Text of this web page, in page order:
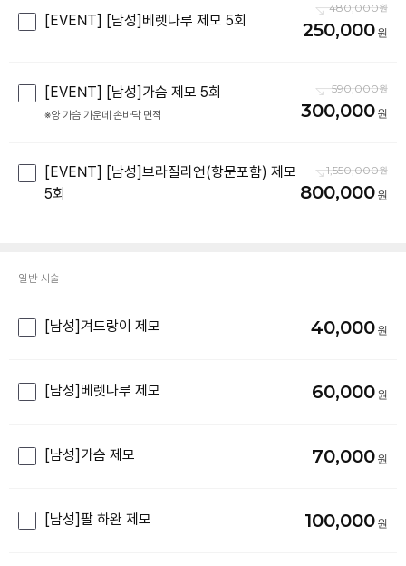
[EVENT] [남성]베렛나루 제모 5회
480,000
250,000
[EVENT] [남성]가슴 제모 5회
※양 가슴 가운데 손바닥 면적
590,000
300,000
[EVENT] [남성]브라질리언(항문포함) 제모
5회
1,550,000
800,000
일반 시술
[남성]겨드랑이 제모 40,000
[남성]베렛나루 제모 60,000
[남성]가슴 제모 70,000
[남성]팔 하완 제모 100,000